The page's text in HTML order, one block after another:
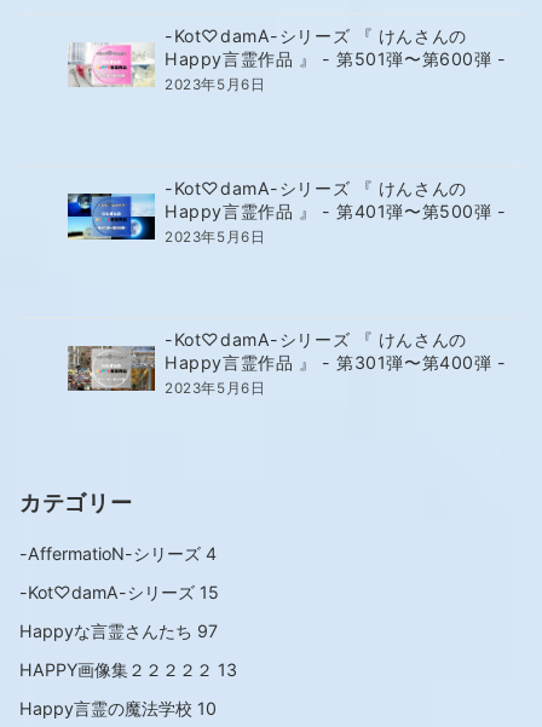
-Kot♡damA-シリーズ 『 けんさんの
Happy言霊作品 』 - 第501弾〜第600弾 -
2023年5月6日
-Kot♡damA-シリーズ 『 けんさんの
Happy言霊作品 』 - 第401弾〜第500弾 -
2023年5月6日
-Kot♡damA-シリーズ 『 けんさんの
Happy言霊作品 』 - 第301弾〜第400弾 -
2023年5月6日
カテゴリー
-AffermatioN-シリーズ 4
-Kot♡damA-シリーズ 15
Happyな言霊さんたち 97
HAPPY画像集２２２２２ 13
Happy言霊の魔法学校 10